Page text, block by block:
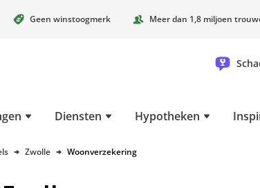
Geen winstoogmerk Meer dan 1,8 miljoen
Diensten Hypotheken
Zwolle Woonverzekering